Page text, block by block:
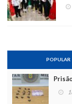
POPULAR